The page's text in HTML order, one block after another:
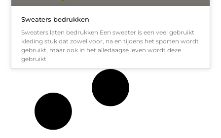
Sweaters bedrukken
Sweaters laten bedrukken Een sweater is een veel gebruikt
kleding stuk dat zowel voor, na en tijdens het sporten wordt
gebruikt, maar ook in het alledaagse leven wordt deze
gebruikt